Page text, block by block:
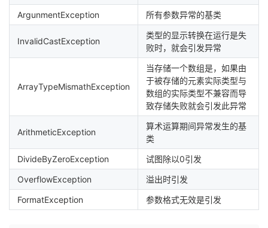
ArgunmentException
所有参数异常的基类
InvalidCastException
类型的显示转换在运行是失
败时，就会引发异常
ArrayTypeMismathException
当存储一个数组是，如果由
于被存储的元素实际类型与
数组的实际类型不兼容而导
致存储失败就会引发此异常
ArithmeticException
算术运算期间异常发生的基
类
DivideByZeroException
试图除以0引发
OverflowException
溢出时引发
FormatException
参数格式无效是引发